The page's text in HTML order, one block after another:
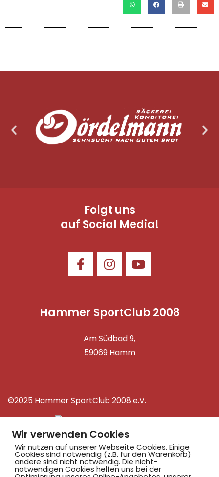
Folgt uns
auf Social Media!
Hammer SportClub 2008
Am Südbad 9,
59069 Hamm
©2025 Hammer SportClub 2008 e.V.
Mit zum Verein by PASSGEBER
I mpressum
Hinweisgebersystem
Wir verwenden Cookies
Wir nutzen auf unserer Webseite Cookies. Einige
Cookies sind notwendig (z.B. für den Warenkorb)
andere sind nicht notwendig. Die nicht-
notwendigen Cookies helfen uns bei der